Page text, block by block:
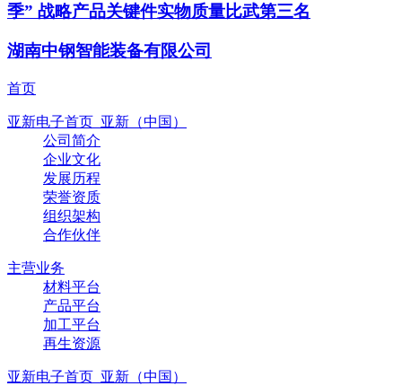
季” 战略产品关键件实物质量比武第三名
湖南中钢智能装备有限公司
首页
亚新电子首页_亚新（中国）
公司简介
企业文化
发展历程
荣誉资质
组织架构
合作伙伴
主营业务
材料平台
产品平台
加工平台
再生资源
亚新电子首页_亚新（中国）